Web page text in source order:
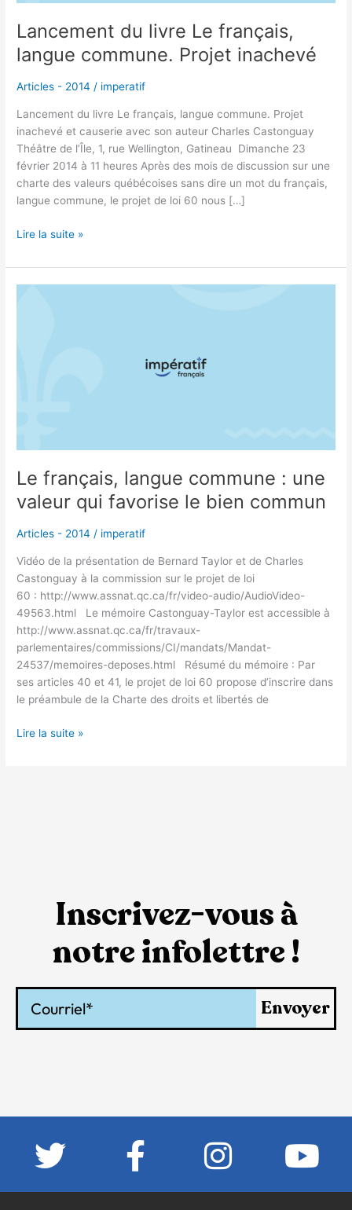
Lancement du livre Le français,
langue commune. Projet inachevé
Articles - 2014 / imperatif
Lancement du livre Le français, langue commune. Projet
inachevé et causerie avec son auteur Charles Castonguay
Théâtre de l’Île, 1, rue Wellington, Gatineau Dimanche 23
février 2014 à 11 heures Après des mois de discussion sur une
charte des valeurs québécoises sans dire un mot du français,
langue commune, le projet de loi 60 nous […]
Lire la suite »
Le français, langue commune : une
valeur qui favorise le bien commun
Articles - 2014 / imperatif
Vidéo de la présentation de Bernard Taylor et de Charles
Castonguay à la commission sur le projet de loi
60 : http://www.assnat.qc.ca/fr/video-audio/AudioVideo-
49563.html Le mémoire Castonguay-Taylor est accessible à
http://www.assnat.qc.ca/fr/travaux-
parlementaires/commissions/CI/mandats/Mandat-
24537/memoires-deposes.html Résumé du mémoire : Par
ses articles 40 et 41, le projet de loi 60 propose d’inscrire dans
le préambule de la Charte des droits et libertés de
le
commun
Lire la suite »
Inscrivez-vous à
notre infolettre !
Envoyer